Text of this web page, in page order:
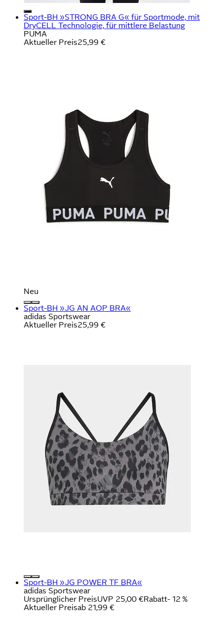
Sport-BH »STRONG BRA G« für Sportmode, mit
DryCELL Technologie, für mittlere Belastung
PUMA
Aktueller Preis25,99 €
Neu
Sport-BH »JG AN AOP BRA«
adidas Sportswear
Aktueller Preis25,99 €
Sport-BH »JG POWER TF BRA«
adidas Sportswear
Ursprünglicher PreisUVP 25,00 €Rabatt- 12 %
Aktueller Preisab 21,99 €